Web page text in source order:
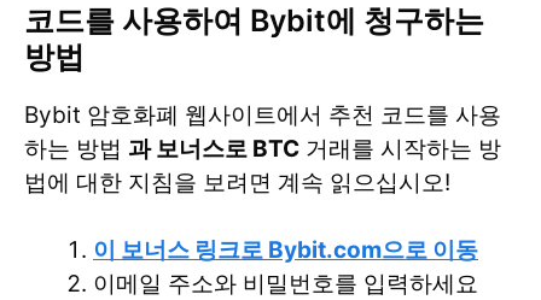
코드를 사용하여 Bybit에 청구하는
방법
Bybit 암호화폐 웹사이트에서 추천 코드를 사용
하는 방법 과 보너스로 BTC 거래를 시작하는 방
법에 대한 지침을 보려면 계속 읽으십시오!
이 보너스 링크로 Bybit.com으로 이동
이메일 주소와 비밀번호를 입력하세요